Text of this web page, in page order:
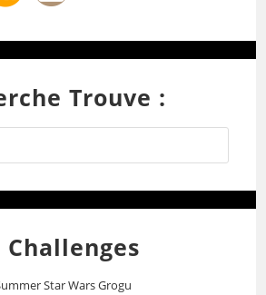
Trouve :
Star Wars Grogu